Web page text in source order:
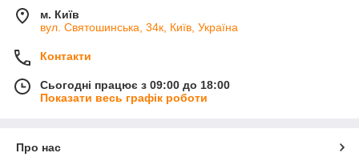
м. Київ
вул. Святошинська, 34к, Київ, Україна
Контакти
Сьогодні працює з 09:00 до 18:00
Показати весь графік роботи
Про нас